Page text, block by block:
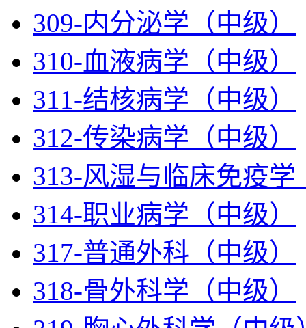
309-内分泌学（中级）
310-血液病学（中级）
311-结核病学（中级）
312-传染病学（中级）
313-风湿与临床免疫学
314-职业病学（中级）
317-普通外科（中级）
318-骨外科学（中级）